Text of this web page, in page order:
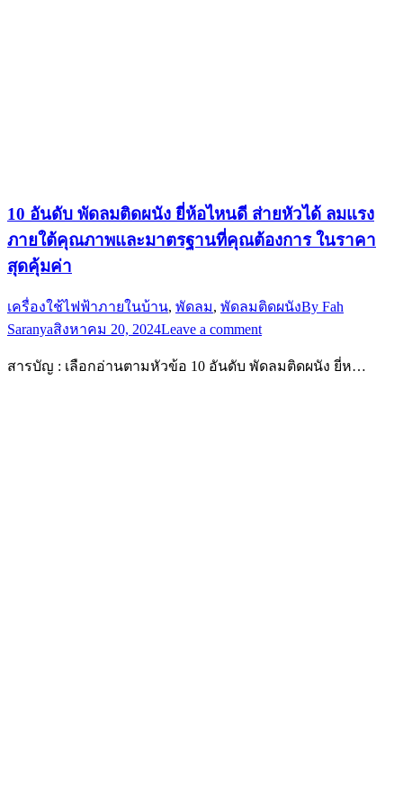
10 อันดับ พัดลมติดผนัง ยี่ห้อไหนดี ส่ายหัวได้ ลมแรง
ภายใต้คุณภาพและมาตรฐานที่คุณต้องการ ในราคา
สุดคุ้มค่า
เครื่องใช้ไฟฟ้าภายในบ้าน, พัดลม, พัดลมติดผนังBy Fah
Saranyaสิงหาคม 20, 2024Leave a comment
สารบัญ : เลือกอ่านตามหัวข้อ 10 อันดับ พัดลมติดผนัง ยี่ห…